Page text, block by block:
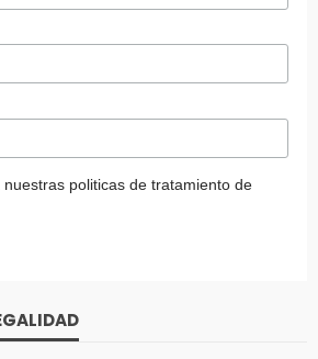
politicas de tratamiento de